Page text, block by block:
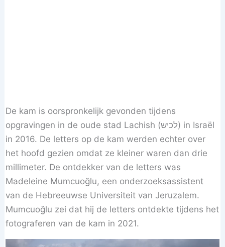
De kam is oorspronkelijk gevonden tijdens
opgravingen in de oude stad Lachish (לכיש) in Israël
in 2016. De letters op de kam werden echter over
het hoofd gezien omdat ze kleiner waren dan drie
millimeter. De ontdekker van de letters was
Madeleine Mumcuoğlu, een onderzoeksassistent
van de Hebreeuwse Universiteit van Jeruzalem.
Mumcuoğlu zei dat hij de letters ontdekte tijdens het
fotograferen van de kam in 2021.